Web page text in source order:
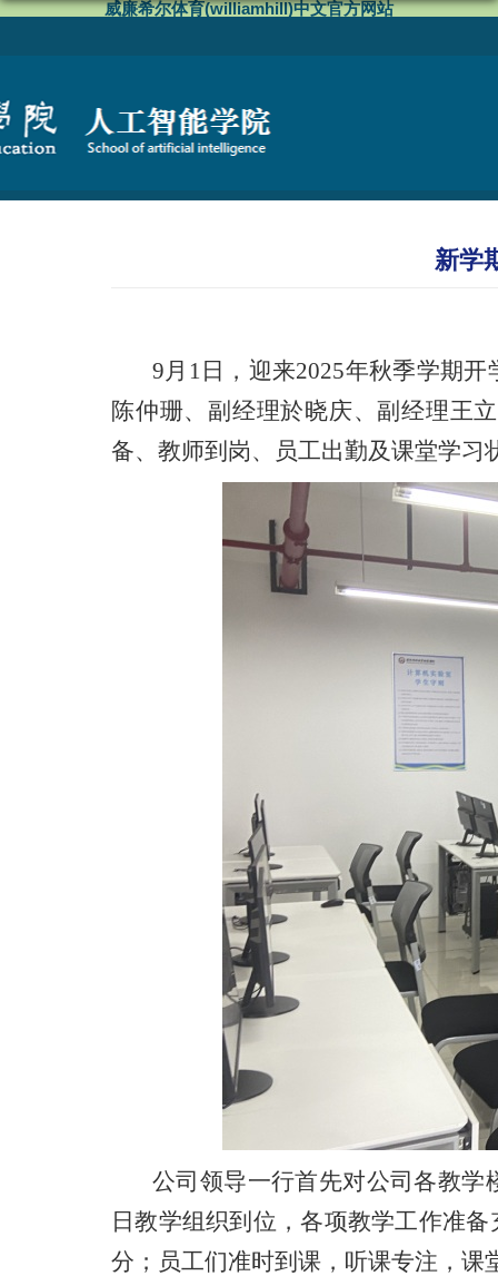
威廉希尔体育(williamhill)中文官方网站
新学
9月1日，迎来2025年秋季学期开
陈仲珊、副经理於晓庆、副经理王
备、教师到岗、员工出勤及课堂学习
公司领导一行首先对公司各教学
日教学组织到位，各项教学工作准
分；员工们准时到课，听课专注，